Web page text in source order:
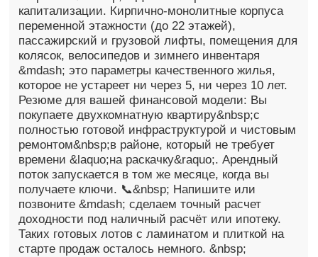
капитализации. Кирпично-монолитные корпуса
переменной этажности (до 22 этажей),
пассажирский и грузовой лифты, помещения для
колясок, велосипедов и зимнего инвентаря
&mdash; это параметры качественного жилья,
которое не устареет ни через 5, ни через 10 лет.
Резюме для вашей финансовой модели: Вы
покупаете двухкомнатную квартиру&nbsp;с
полностью готовой инфраструктурой и чистовым
ремонтом&nbsp;в районе, который не требует
времени &laquo;на раскачку&raquo;. Арендный
поток запускается в том же месяце, когда вы
получаете ключи. 📞&nbsp; Напишите или
позвоните &mdash; сделаем точный расчет
доходности под наличный расчёт или ипотеку.
Таких готовых лотов с ламинатом и плиткой на
старте продаж осталось немного. &nbsp;